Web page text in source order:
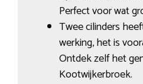
Perfect voor wat
Twee cilinders
werking, het is
Ontdek zelf het
Kootwijkerbroek.